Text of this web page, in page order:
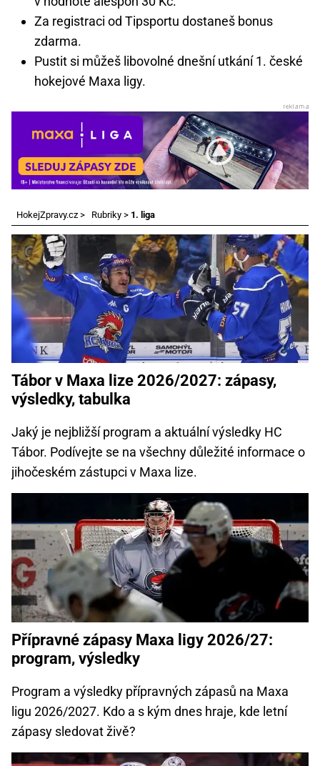
Za registraci od Tipsportu dostaneš bonus
zdarma.
Pustit si můžeš libovolné dnešní utkání 1. české
hokejové Maxa ligy.
HokejZpravy.cz > Rubriky > 1. liga
Tábor v Maxa lize 2026/2027: zápasy,
výsledky, tabulka
Jaký je nejbližší program a aktuální výsledky HC
Tábor. Podívejte se na všechny důležité informace o
jihočeském zástupci v Maxa lize.
Přípravné zápasy Maxa ligy 2026/27:
program, výsledky
Program a výsledky přípravných zápasů na Maxa
ligu 2026/2027. Kdo a s kým dnes hraje, kde letní
zápasy sledovat živě?